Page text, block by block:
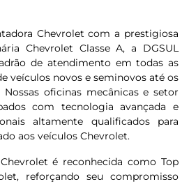
Chevrolet com a prestigiosa
Chevrolet Classe A, a DGSUL
de atendimento em todas as
veículos novos e seminovos até os
Nossas oficinas mecânicas e setor
com tecnologia avançada e
altamente qualificados para
aos veículos Chevrolet.
é reconhecida como Top
reforçando seu compromisso